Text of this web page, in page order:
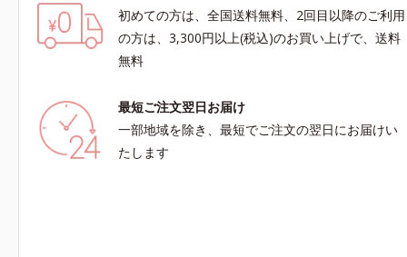
初めての方は、全国送料無料、2回目以降のご利用
の方は、3,300円以上(税込)のお買い上げで、送料
無料
最短ご注文翌日お届け
一部地域を除き、最短でご注文の翌日にお届けい
たします